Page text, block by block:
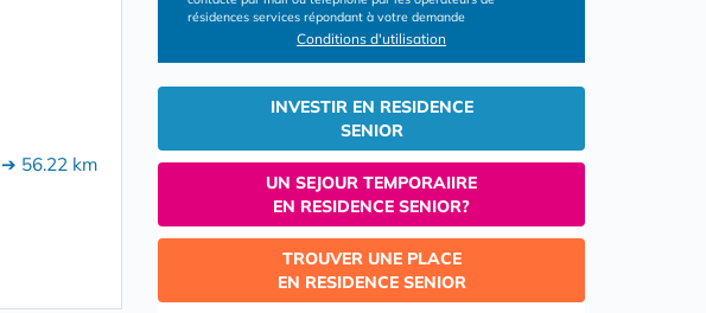
➔ 56.22 km
résidences services répondant à votre demande
Conditions d'utilisation
INVESTIR EN RESIDENCE
SENIOR
UN SEJOUR TEMPORAIIRE
EN RESIDENCE SENIOR?
TROUVER UNE PLACE
EN RESIDENCE SENIOR